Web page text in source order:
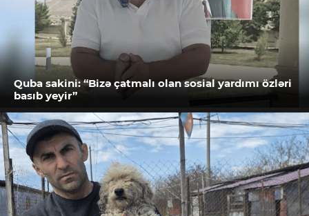
Quba sakini: “Bizə çatmalı olan sosial yardımı özləri
basıb yeyir”